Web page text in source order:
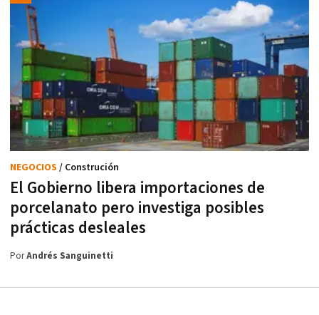
El Gobierno libera importaciones de
porcelanato pero investiga posibles
prácticas desleales
NEGOCIOS / Construción
PorAndrés Sanguinetti